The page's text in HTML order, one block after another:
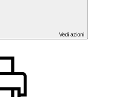
Vedi azioni